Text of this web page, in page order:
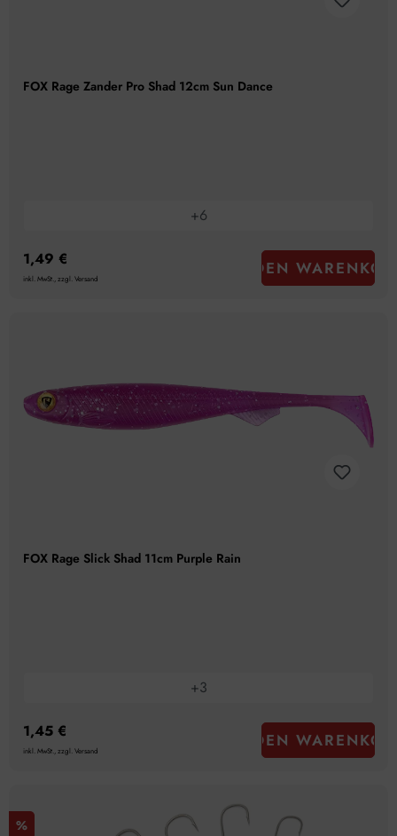
FOX Rage Zander Pro Shad 12cm Sun Dance
+6
1,49 €
inkl. MwSt., zzgl. Versand IN DEN
FOX Rage Slick Shad 11cm Purple Rain
+3
1,45 €
inkl. MwSt., zzgl. Versand IN DEN
%